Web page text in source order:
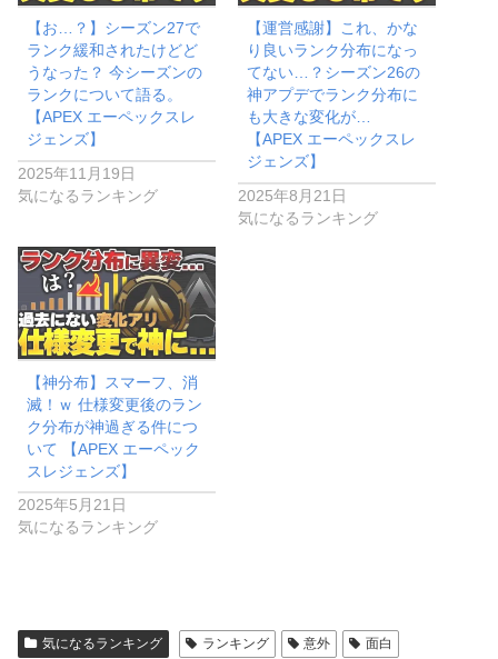
【お…？】シーズン27で
ランク緩和されたけどど
うなった？ 今シーズンの
ランクについて語る。
【APEX エーペックスレ
ジェンズ】
2025年11月19日
気になるランキング
【運営感謝】これ、かな
り良いランク分布になっ
てない…？シーズン26の
神アプデでランク分布に
も大きな変化が…
【APEX エーペックスレ
ジェンズ】
2025年8月21日
気になるランキング
【神分布】スマーフ、消
滅！ｗ 仕様変更後のラン
ク分布が神過ぎる件につ
いて 【APEX エーペック
スレジェンズ】
2025年5月21日
気になるランキング
気になるランキング ランキング 意外 面白